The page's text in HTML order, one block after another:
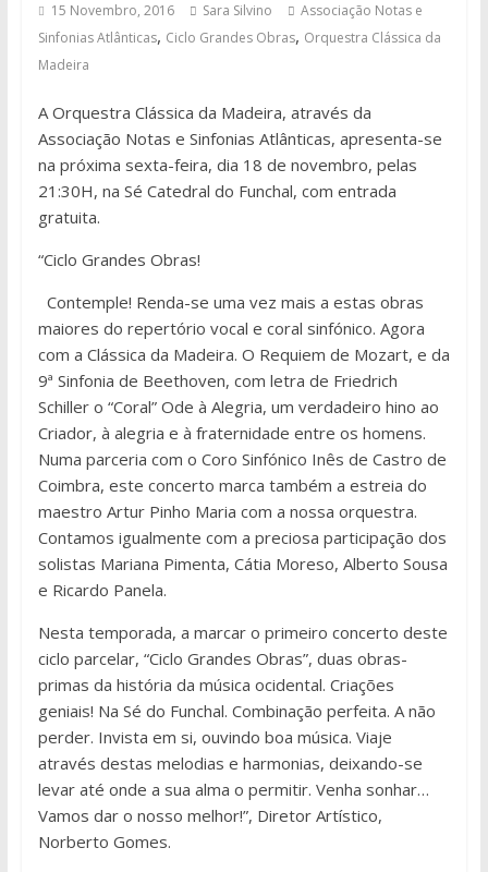
15 Novembro, 2016 Sara Silvino
Associação Notas e
Sinfonias Atlânticas, Ciclo Grandes Obras, Orquestra Clássica da
Madeira
A Orquestra Clássica da Madeira, através da
Associação Notas e Sinfonias Atlânticas, apresenta-se
na próxima sexta-feira, dia 18 de novembro, pelas
21:30H, na Sé Catedral do Funchal, com entrada
gratuita.
“Ciclo Grandes Obras!
Contemple! Renda-se uma vez mais a estas obras
maiores do repertório vocal e coral sinfónico. Agora
com a Clássica da Madeira. O Requiem de Mozart, e da
9ª Sinfonia de Beethoven, com letra de Friedrich
Schiller o “Coral” Ode à Alegria, um verdadeiro hino ao
Criador, à alegria e à fraternidade entre os homens.
Numa parceria com o Coro Sinfónico Inês de Castro de
Coimbra, este concerto marca também a estreia do
maestro Artur Pinho Maria com a nossa orquestra.
Contamos igualmente com a preciosa participação dos
solistas Mariana Pimenta, Cátia Moreso, Alberto Sousa
e Ricardo Panela.
Nesta temporada, a marcar o primeiro concerto deste
ciclo parcelar, “Ciclo Grandes Obras”, duas obras-
primas da história da música ocidental. Criações
geniais! Na Sé do Funchal. Combinação perfeita. A não
perder. Invista em si, ouvindo boa música. Viaje
através destas melodias e harmonias, deixando-se
levar até onde a sua alma o permitir. Venha sonhar…
Vamos dar o nosso melhor!”, Diretor Artístico,
Norberto Gomes.